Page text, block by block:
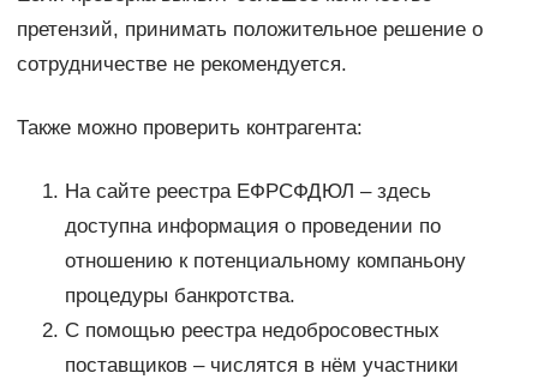
претензий, принимать положительное решение о
сотрудничестве не рекомендуется.
Также можно проверить контрагента:
На сайте реестра ЕФРСФДЮЛ – здесь
доступна информация о проведении по
отношению к потенциальному компаньону
процедуры банкротства.
С помощью реестра недобросовестных
поставщиков – числятся в нём участники